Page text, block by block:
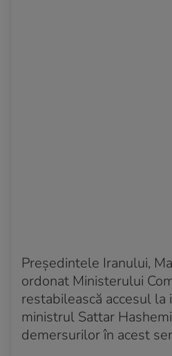
Președintele Iranului,
ordonat Ministerului
restabilească accesul la
ministrul Sattar
demersurilor în acest